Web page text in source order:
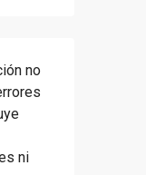
no
ni